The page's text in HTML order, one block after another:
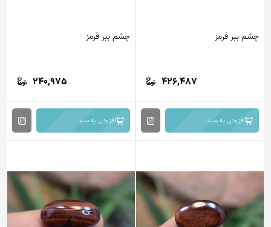
چشم ببر قرمز
426,487
افزودن به سبد
چشم ببر قرمز
240,975
افزودن به سبد